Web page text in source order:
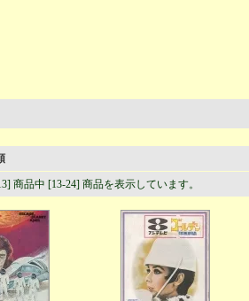
商品中 [13-24] 商品を表示しています。